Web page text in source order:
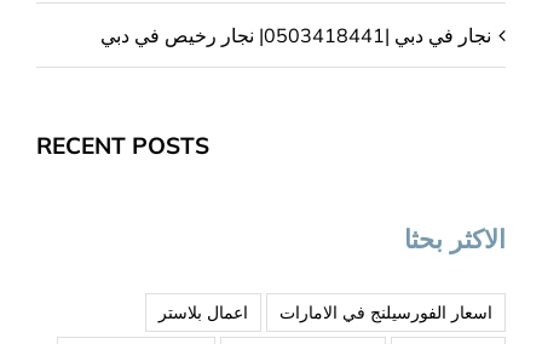
نجار في دبي |0503418441| نجار رخيص في دبي
RECENT POSTS
الاكثر بحثا
اسعار الفورسيلنج في الامارات
اعمال بلاستر